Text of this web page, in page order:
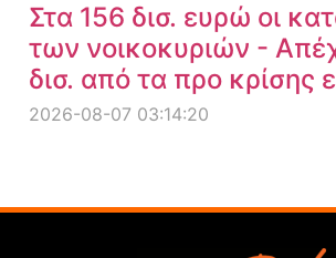
Στα 156 δισ. ευρώ οι
των νοικοκυριών -
δισ. από τα προ κρίσης
2026-08-07 03:14:20